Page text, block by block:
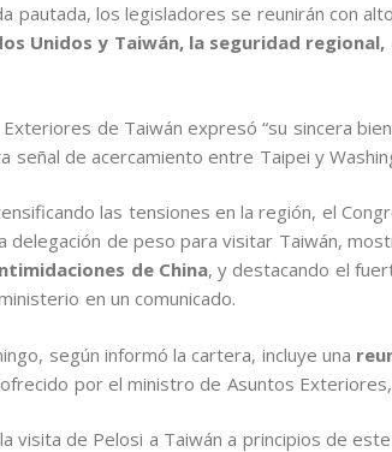
pautada, los legisladores se reunirán con
Unidos y Taiwán, la seguridad
de Taiwán expresó “su sincera
señal de acercamiento entre Taipei y
las tensiones en la región, el
delegación de peso para visitar Taiwán,
de China, y destacando el
en un comunicado.
según informó la cartera, incluye una
por el ministro de Asuntos Exteriores,
visita de Pelosi a Taiwán a principios de